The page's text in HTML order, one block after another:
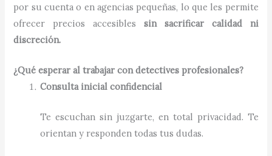
por su cuenta o en agencias pequeñas, lo que les permite
ofrecer precios accesibles sin sacrificar calidad ni
discreción.
¿Qué esperar al trabajar con detectives profesionales?
Consulta inicial confidencial
Te escuchan sin juzgarte, en total privacidad. Te
orientan y responden todas tus dudas.